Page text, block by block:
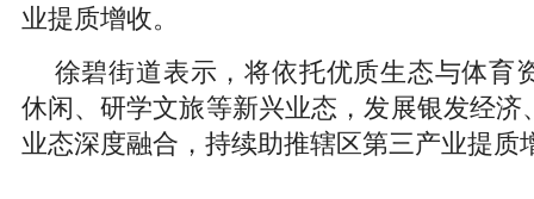
业提质增收。
徐碧街道表示，将依托优质生态与体育
休闲、研学文旅等新兴业态，发展银发经济
业态深度融合，持续助推辖区第三产业提质